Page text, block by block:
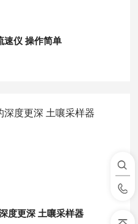
速仪 操作简单
度更深 土嚷采样器